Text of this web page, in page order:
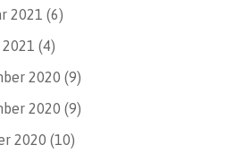
2021 (6)
2021 (4)
2020 (9)
2020 (9)
2020 (10)